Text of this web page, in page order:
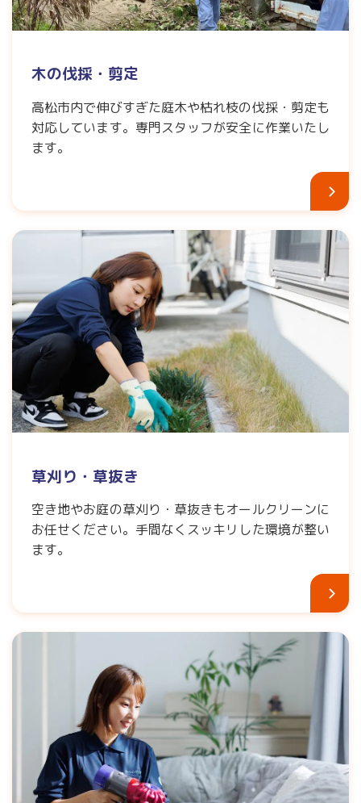
木の伐採・剪定
高松市内で伸びすぎた庭木や枯れ枝の伐採・剪定も
対応しています。専門スタッフが安全に作業いたし
ます。
草刈り・草抜き
空き地やお庭の草刈り・草抜きもオールクリーンに
お任せください。手間なくスッキリした環境が整い
ます。